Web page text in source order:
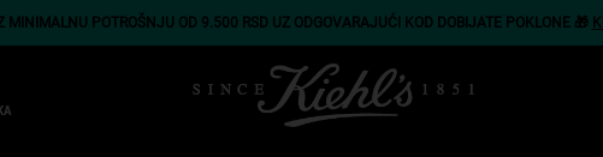
MINIMALNU POTROŠNJU OD 9.500 RSD UZ ODGOVARAJUĆI KOD DOBIJATE POKLONE 🎁